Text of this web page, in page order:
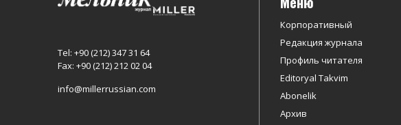
Tel: +90 (212) 347 31 64
Fax: +90 (212) 212 02 04
info@millerrussian.com
Корпоративный
Редакция журнала
Профиль читателя
Editoryal Takvim
Abonelik
Архив